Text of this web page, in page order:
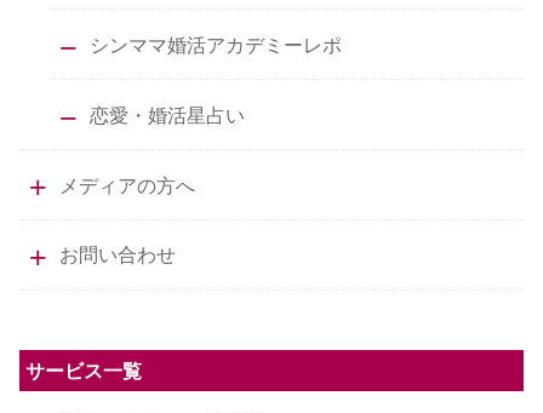
シンママ婚活アカデミーレポ
恋愛・婚活星占い
メディアの方へ
お問い合わせ
サービス一覧